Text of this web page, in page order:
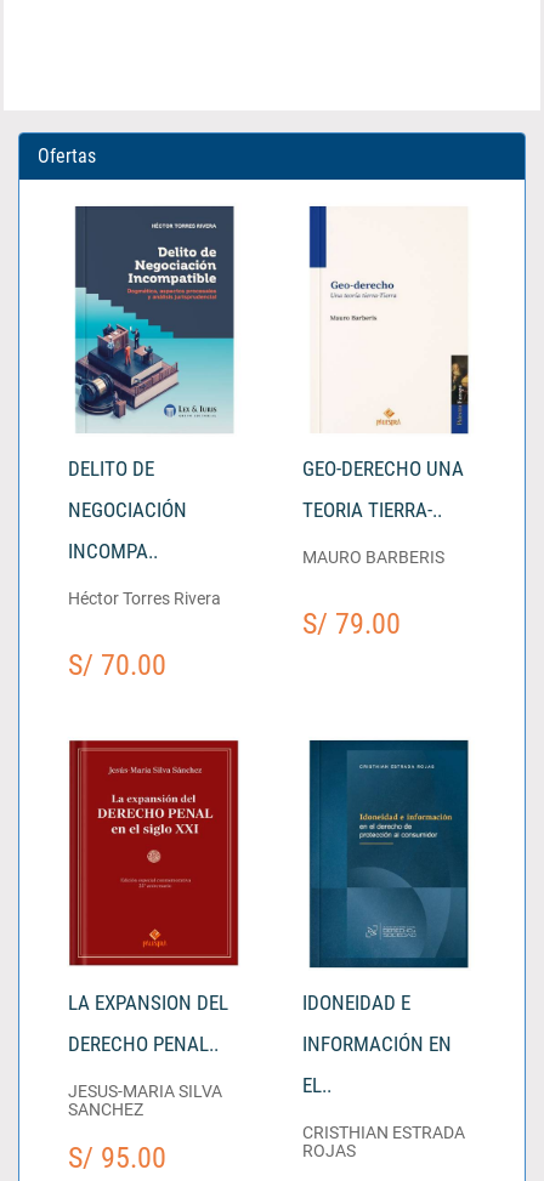
Ofertas
DELITO DE
NEGOCIACIÓN
INCOMPA..
Héctor Torres Rivera
S/ 70.00
GEO-DERECHO UNA
TEORIA TIERRA-..
MAURO BARBERIS
S/ 79.00
LA EXPANSION DEL
DERECHO PENAL..
JESUS-MARIA SILVA
SANCHEZ
S/ 95.00
IDONEIDAD E
INFORMACIÓN EN
EL..
CRISTHIAN ESTRADA
ROJAS